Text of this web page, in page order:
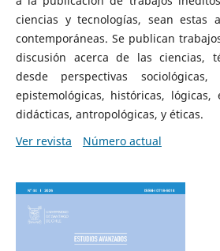
ciencias y tecnologías, sean estas
contemporáneas. Se publican
discusión acerca de las ciencias,
desde perspectivas sociológicas,
epistemológicas, históricas, lógicas,
didácticas, antropológicas, y éticas.
Ver revista
Número actual